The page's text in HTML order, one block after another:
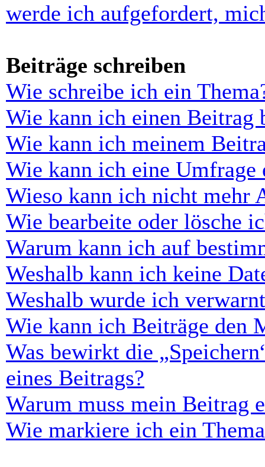
werde ich aufgefordert,
Beiträge schreiben
Wie schreibe ich ein
Wie kann ich einen Beitrag
Wie kann ich meinem
Wie kann ich eine Umfrage
Wieso kann ich nicht mehr
Wie bearbeite oder lösche
Warum kann ich auf
Weshalb kann ich keine
Weshalb wurde ich
Wie kann ich Beiträge den
Was bewirkt die
eines Beitrags?
Warum muss mein Beitrag
Wie markiere ich ein